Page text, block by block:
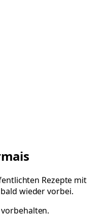
Rezepte mit
wieder vorbei.